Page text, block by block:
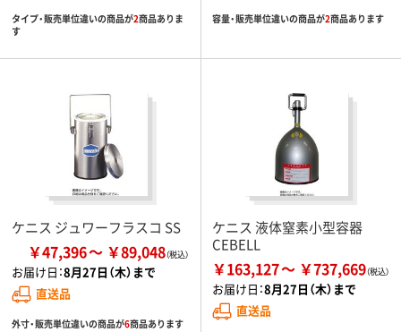
タイプ・販売単位違いの商品が2商品ありま
す
容量・販売単位違いの商品が2商品あります
ケニス ジュワーフラスコ SS
￥47,396 ￥89,048
お届け日：8月27日（木）まで
直送品
外寸・販売単位違いの商品が6商品あります
ケニス 液体窒素小型容器
CEBELL
￥163,127 ￥737,669
お届け日：8月27日（木）まで
直送品